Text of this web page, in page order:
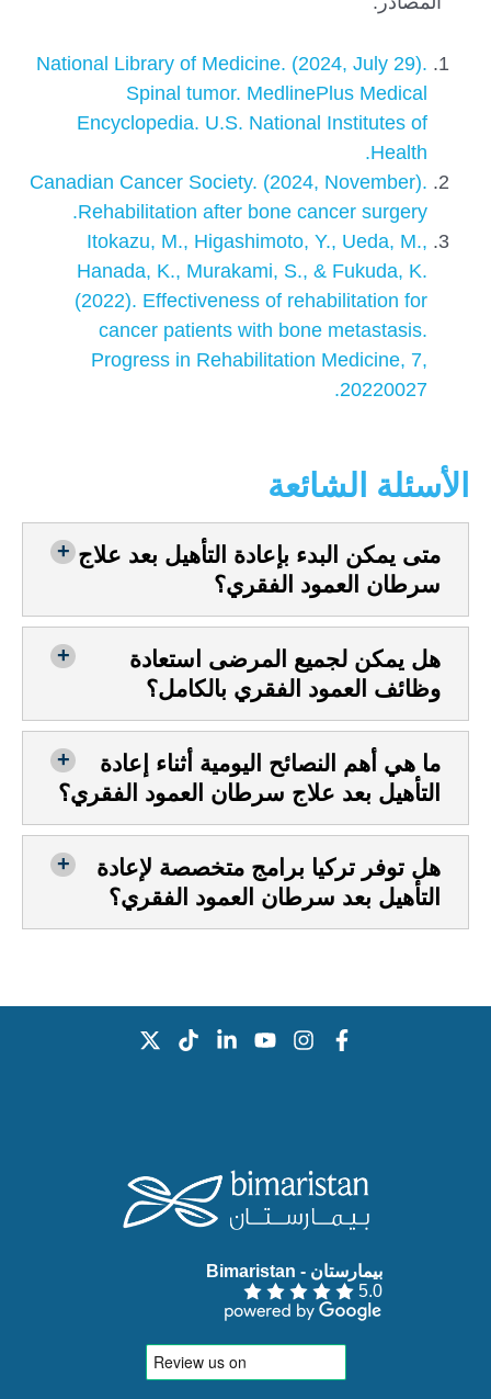
National Library of Medicine. (2024, July 29).
Spinal tumor. MedlinePlus Medical
Encyclopedia. U.S. National Institutes of
Health.
Canadian Cancer Society. (2024, November).
Rehabilitation after bone cancer surgery.
Itokazu, M., Higashimoto, Y., Ueda, M.,
Hanada, K., Murakami, S., & Fukuda, K.
(2022). Effectiveness of rehabilitation for
cancer patients with bone metastasis.
Progress in Rehabilitation Medicine, 7,
20220027.
الأسئلة الشائعة
متى يمكن البدء بإعادة التأهيل بعد علاج
سرطان العمود الفقري؟
هل يمكن لجميع المرضى استعادة
وظائف العمود الفقري بالكامل؟
ما هي أهم النصائح اليومية أثناء إعادة
التأهيل بعد علاج سرطان العمود الفقري؟
هل توفر تركيا برامج متخصصة لإعادة
التأهيل بعد سرطان العمود الفقري؟
بيمارستان - Bimaristan‏
5.0